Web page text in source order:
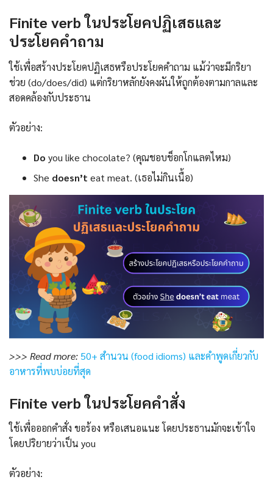
Finite verb ในประโยคปฏิเสธและ
ประโยคคำถาม
ใช้เพื่อสร้างประโยคปฏิเสธหรือประโยคคำถาม แม้ว่าจะมีกริยา
ช่วย (do/does/did) แต่กริยาหลักยังคงผันให้ถูกต้องตามกาลและ
สอดคล้องกับประธาน
ตัวอย่าง:
Do you like chocolate? (คุณชอบช็อกโกแลตไหม)
She doesn’t eat meat. (เธอไม่กินเนื้อ)
>>> Read more: 50+ สำนวน (food idioms) และคำพูดเกี่ยวกับ
อาหารที่พบบ่อยที่สุด
Finite verb ในประโยคคำสั่ง
ใช้เพื่อออกคำสั่ง ขอร้อง หรือเสนอแนะ โดยประธานมักจะเข้าใจ
โดยปริยายว่าเป็น you
ตัวอย่าง: